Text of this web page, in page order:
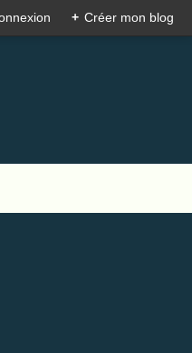
+ Créer mon blog